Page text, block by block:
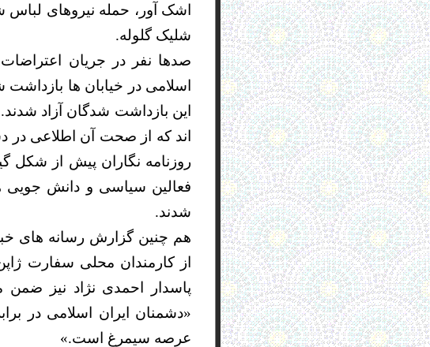
اشک آور، حمله نیروهای
شلیک گلوله.
صدها نفر در جریان
اسلامی در خیابان ها
اند که از صحت آن اطلاعی در
فعالین سیاسی و دانش جویی
شدند.
هم چنین گزارش رسانه های
از کارمندان محلی سفارت
پاسدار احمدی نژاد نیز
«دشمنان ایران اسلامی در
عرصه سیمرغ است.»